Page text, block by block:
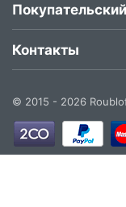
Контакты
© 2015 - 2026